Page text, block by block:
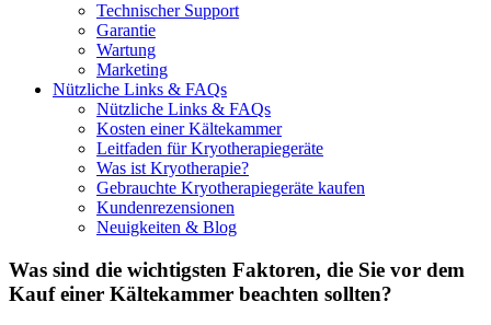
Technischer Support
Garantie
Wartung
Marketing
Nützliche Links & FAQs
Nützliche Links & FAQs
Kosten einer Kältekammer
Leitfaden für Kryotherapiegeräte
Was ist Kryotherapie?
Gebrauchte Kryotherapiegeräte kaufen
Kundenrezensionen
Neuigkeiten & Blog
Was sind die wichtigsten Faktoren, die Sie vor dem
Kauf einer Kältekammer beachten sollten?